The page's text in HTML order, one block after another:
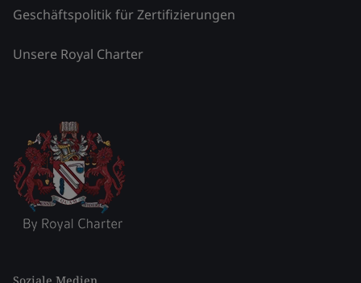
Geschäftspolitik für Zertifizierungen
Unsere Royal Charter